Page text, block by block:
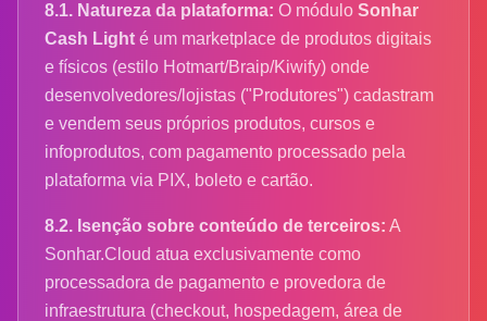
8.1. Natureza da plataforma: O módulo Sonhar
Cash Light é um marketplace de produtos digitais
e físicos (estilo Hotmart/Braip/Kiwify) onde
desenvolvedores/lojistas ("Produtores") cadastram
e vendem seus próprios produtos, cursos e
infoprodutos, com pagamento processado pela
plataforma via PIX, boleto e cartão.
8.2. Isenção sobre conteúdo de terceiros: A
Sonhar.Cloud atua exclusivamente como
processadora de pagamento e provedora de
infraestrutura (checkout, hospedagem, área de